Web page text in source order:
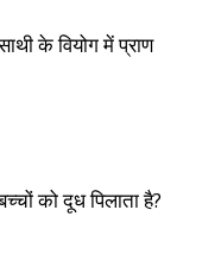
के वियोग में प्राण
को दूध पिलाता है?